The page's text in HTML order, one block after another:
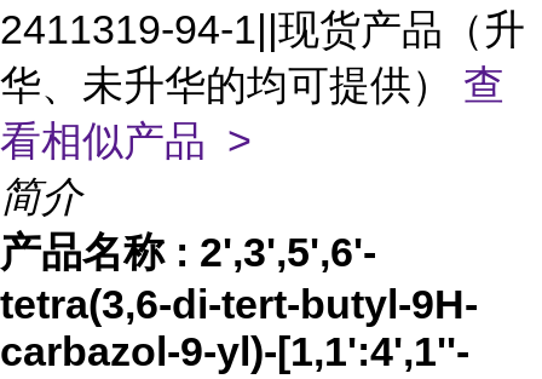
2411319-94-1||现货产品（升
华、未升华的均可提供） 查
看相似产品 >
简介
产品名称 : 2',3',5',6'-
tetra(3,6-di-tert-butyl-9H-
carbazol-9-yl)-[1,1':4',1''-